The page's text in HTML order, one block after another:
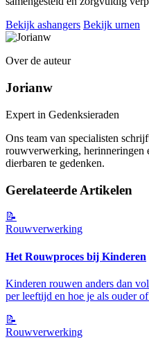
Bekijk ashangers Bekijk urnen
Over de auteur
Jorianw
Expert in Gedenksieraden
Ons team van specialisten
rouwverwerking, herinneringen
dierbaren te gedenken.
Gerelateerde Artikelen
📝
Rouwverwerking
Het Rouwproces bij Kinderen
Kinderen rouwen anders dan
per leeftijd en hoe je als ouder
📝
Rouwverwerking